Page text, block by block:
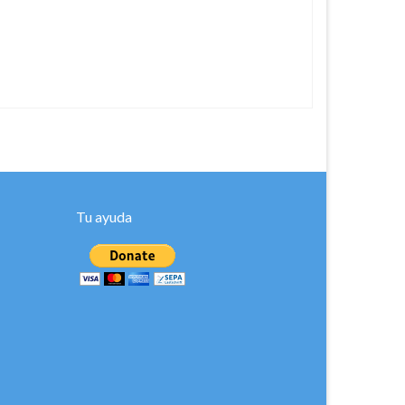
Tu ayuda